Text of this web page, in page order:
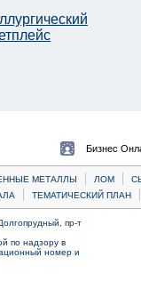
Бизнес
МЕТАЛЛЫ | ЛОМ |
| ТЕМАТИЧЕСКИЙ ПЛАН |
пр-т
по надзору в
номер и